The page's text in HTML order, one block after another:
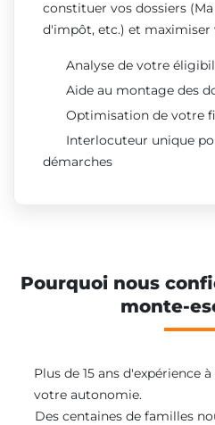
constituer vos dossiers
d'impôt, etc.) et maximiser
Analyse de votre
Aide au montage des
Optimisation de votre
Interlocuteur unique
démarches
Pourquoi nous
monte-
Plus de 15 ans d'expérience
votre autonomie.
Des centaines de familles